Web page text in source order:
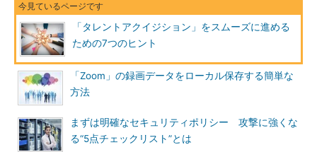
「タレントアクイジション」をスムーズに進める
ための7つのヒント
「Zoom」の録画データをローカル保存する簡単な
方法
まずは明確なセキュリティポリシー 攻撃に強くな
る“5点チェックリスト”とは